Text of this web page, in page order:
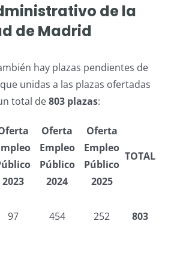
de la
de Madrid
hay plazas pendientes de
unidas a las plazas ofertadas
total de803 plazas:
2023
Oferta
Empleo
Público
2024
Oferta
Empleo
Público
2025
TOTAL
97 454 252 803